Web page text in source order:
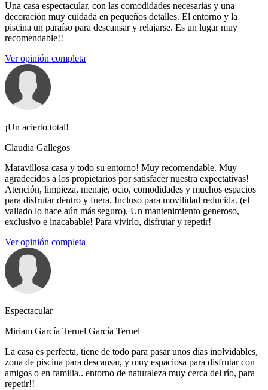
Una casa espectacular, con las comodidades necesarias y una
decoración muy cuidada en pequeños detalles. El entorno y la
piscina un paraíso para descansar y relajarse. Es un lugar muy
recomendable!!
Ver opinión completa
¡Un acierto total!
Claudia Gallegos
Maravillosa casa y todo su entorno! Muy recomendable. Muy
agradecidos a los propietarios por satisfacer nuestra expectativas!
Atención, limpieza, menaje, ocio, comodidades y muchos espacios
para disfrutar dentro y fuera. Incluso para movilidad reducida. (el
vallado lo hace aún más seguro). Un mantenimiento generoso,
exclusivo e inacabable! Para vivirlo, disfrutar y repetir!
Ver opinión completa
Espectacular
Miriam García Teruel García Teruel
La casa es perfecta, tiene de todo para pasar unos días inolvidables,
zona de piscina para descansar, y muy espaciosa para disfrutar con
amigos o en familia.. entorno de naturaleza muy cerca del río, para
repetir!!